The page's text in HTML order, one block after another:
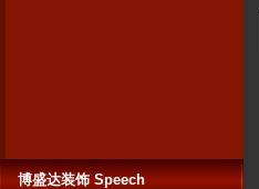
博盛达装饰 Speech